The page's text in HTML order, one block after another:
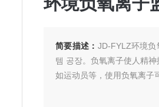
简要描述： JD-FYLZ环境
템 공장。负氧离子使人精
如运动员等，使用负氧离子